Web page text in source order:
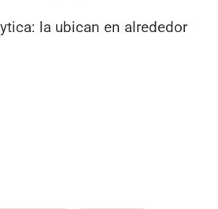
la ubican en alrededor